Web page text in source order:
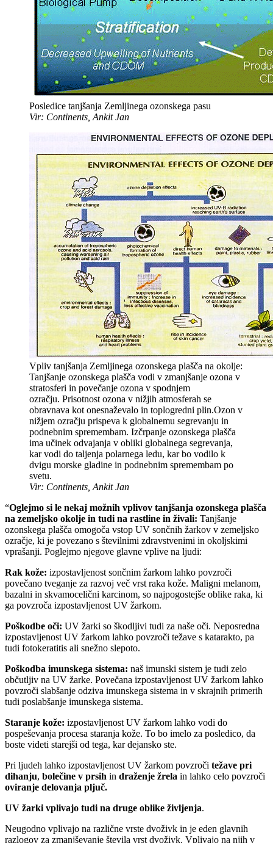
Posledice tanjšanja Zemljinega ozonskega pasu
Vir: Continents, Ankit Jan
Vpliv tanjšanja Zemljinega ozonskega plašča na okolje:
Tanjšanje ozonskega plašča vodi v zmanjšanje ozona v
stratosferi in povečanje ozona v spodnjem
ozračju. Prisotnost ozona v nižjih atmosferah se
obravnava kot onesnaževalo in toplogredni plin.Ozon v
nižjem ozračju prispeva k globalnemu segrevanju in
podnebnim spremembam. Izčrpanje ozonskega plašča
ima učinek odvajanja v obliki globalnega segrevanja,
kar vodi do taljenja polarnega ledu, kar bo vodilo k
dvigu morske gladine in podnebnim spremembam po
svetu.
Vir: Continents, Ankit Jan
“Oglejmo si le nekaj možnih vplivov tanjšanja ozonskega plašča
na zemeljsko okolje in tudi na rastline in živali: Tanjšanje
ozonskega plašča omogoča vstop UV sončnih žarkov v zemeljsko
ozračje, ki je povezano s številnimi zdravstvenimi in okoljskimi
vprašanji. Poglejmo njegove glavne vplive na ljudi:
Rak kože: izpostavljenost sončnim žarkom lahko povzroči
povečano tveganje za razvoj več vrst raka kože. Maligni melanom,
bazalni in skvamocelični karcinom, so najpogostejše oblike raka, ki
ga povzroča izpostavljenost UV žarkom.
Poškodbe oči: UV žarki so škodljivi tudi za naše oči. Neposredna
izpostavljenost UV žarkom lahko povzroči težave s katarakto, pa
tudi fotokeratitis ali snežno slepoto.
Poškodba imunskega sistema: naš imunski sistem je tudi zelo
občutljiv na UV žarke. Povečana izpostavljenost UV žarkom lahko
povzroči slabšanje odziva imunskega sistema in v skrajnih primerih
tudi poslabšanje imunskega sistema.
Staranje kože: izpostavljenost UV žarkom lahko vodi do
pospeševanja procesa staranja kože. To bo imelo za posledico, da
boste videti starejši od tega, kar dejansko ste.
Pri ljudeh lahko izpostavljenost UV žarkom povzroči težave pri
dihanju, bolečine v prsih in draženje žrela in lahko celo povzroči
oviranje delovanja pljuč.
UV žarki vplivajo tudi na druge oblike življenja.
Neugodno vplivajo na različne vrste dvoživk in je eden glavnih
razlogov za zmanjševanje števila vrst dvoživk. Vplivajo na njih v